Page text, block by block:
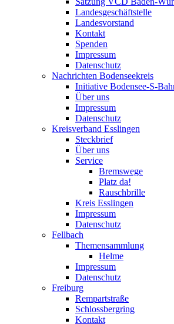
Landesgeschäftstelle
Landesvorstand
Kontakt
Spenden
Impressum
Datenschutz
Nachrichten Bodenseekreis
Initiative Bodensee-S-
Über uns
Impressum
Datenschutz
Kreisverband Esslingen
Steckbrief
Über uns
Service
Bremswege
Platz da!
Rauschbrille
Kreis Esslingen
Impressum
Datenschutz
Fellbach
Themensammlung
Helme
Impressum
Datenschutz
Freiburg
Rempartstraße
Schlossbergring
Kontakt